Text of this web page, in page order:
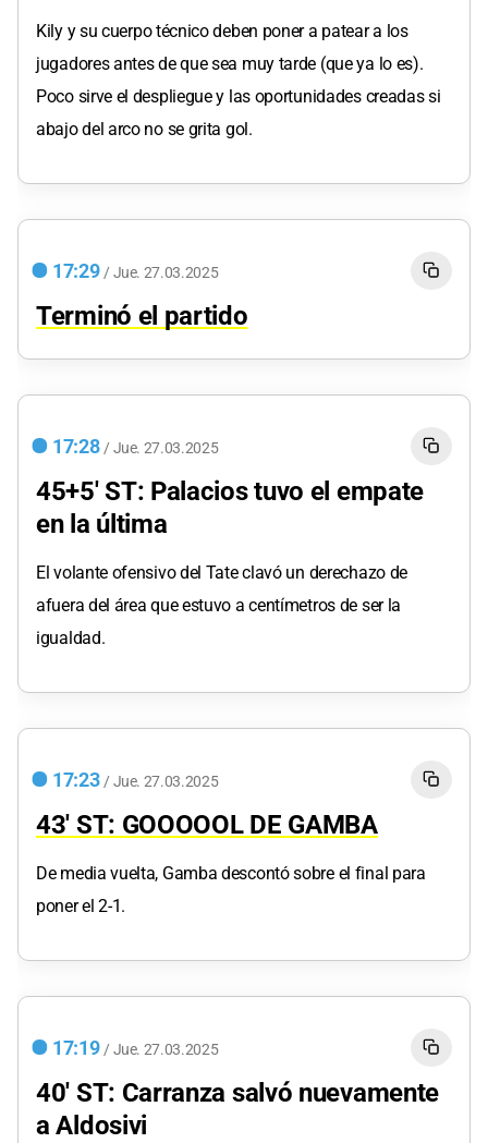
Kily y su cuerpo técnico deben poner a patear a los
jugadores antes de que sea muy tarde (que ya lo es).
Poco sirve el despliegue y las oportunidades creadas si
abajo del arco no se grita gol.
17:29 / Jue. 27.03.2025
Terminó el partido
17:28 / Jue. 27.03.2025
45+5' ST: Palacios tuvo el empate
en la última
El volante ofensivo del Tate clavó un derechazo de
afuera del área que estuvo a centímetros de ser la
igualdad.
17:23 / Jue. 27.03.2025
43' ST: GOOOOOL DE GAMBA
De media vuelta, Gamba descontó sobre el final para
poner el 2-1.
17:19 / Jue. 27.03.2025
40' ST: Carranza salvó nuevamente
a Aldosivi